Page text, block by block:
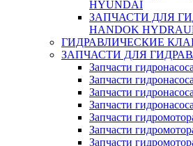
HYUNDAI
ЗАПЧАСТИ ДЛЯ
HANDOK
ГИДРАВЛИЧЕСКИЕ
ЗАПЧАСТИ ДЛЯ
Запчасти
Запчасти
Запчасти
Запчасти
Запчасти
Запчасти
Запчасти